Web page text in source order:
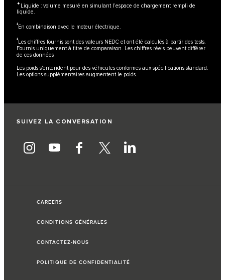
✦Liquide : volume mesuré en simulant l’espace de chargement rempli de
liquide.
‡En combinaison avec le moteur électrique.
‡Les chiffres fournis sont des valeurs NEDC et ont été calculés à partir des tests.
Fournis uniquement à titre de comparaison. Les chiffres réels peuvent différer
de ces données
Les poids s'entendent pour des véhicules conformes aux spécifications standard.
Les options supplémentaires augmentent le poids.
SUIVEZ LA CONVERSATION
CAREERS
CONDITIONS GÉNÉRALES
CONTACTEZ-NOUS
POLITIQUE DE CONFIDENTIALITÉ